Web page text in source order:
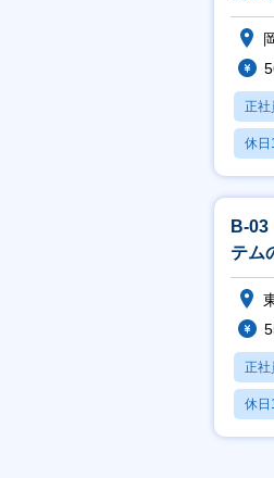
正社
休日
賞与
B-03
テム
正社
休日
賞与